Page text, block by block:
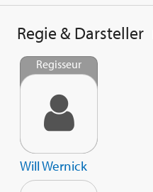
Regie & Darsteller
Regisseur
Will Wernick